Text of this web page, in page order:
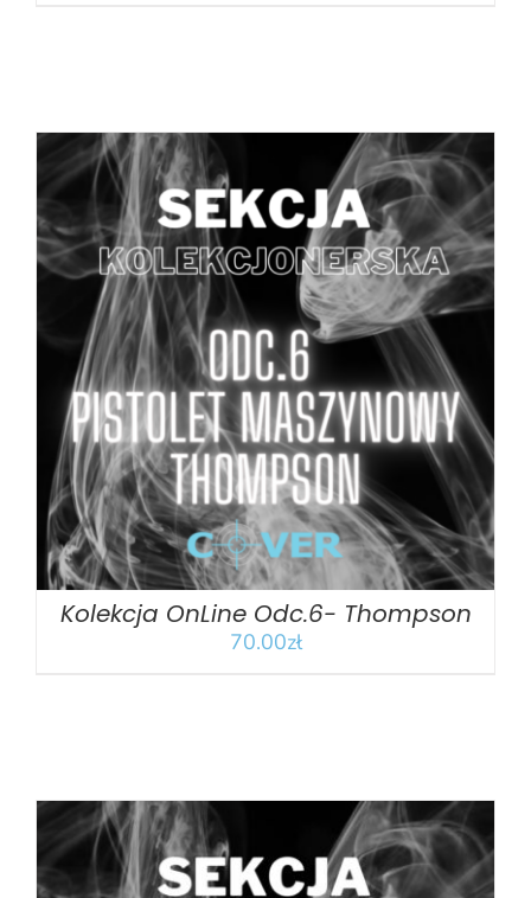
DODAJ DO KOSZYKA SZCZEGÓŁY
Kolekcja OnLine Odc.6- Thompson
70.00zł